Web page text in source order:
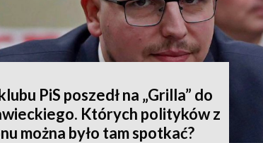
PiS poszedł na „Grilla” do
Których polityków z
można było tam spotkać?